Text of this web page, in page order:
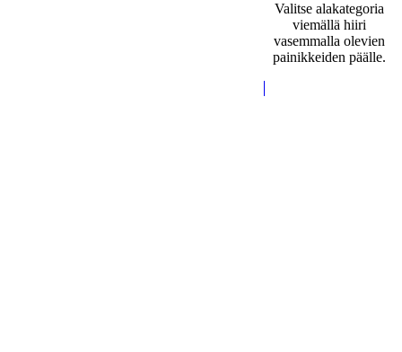
Valitse alakategoria
viemällä hiiri
vasemmalla olevien
painikkeiden päälle.